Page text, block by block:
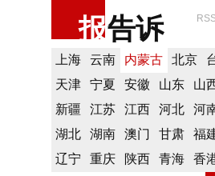
报告诉
上海 云南 内蒙古 北京
天津
宁夏 安徽 山东 山
新疆
江苏 江西 河北 河
湖北
湖南 澳门 甘肃 福
辽宁
重庆 陕西 青海 香